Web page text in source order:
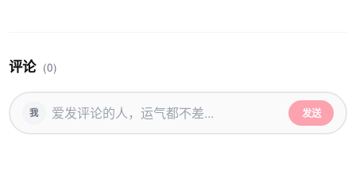
评论 (0)
我 发送